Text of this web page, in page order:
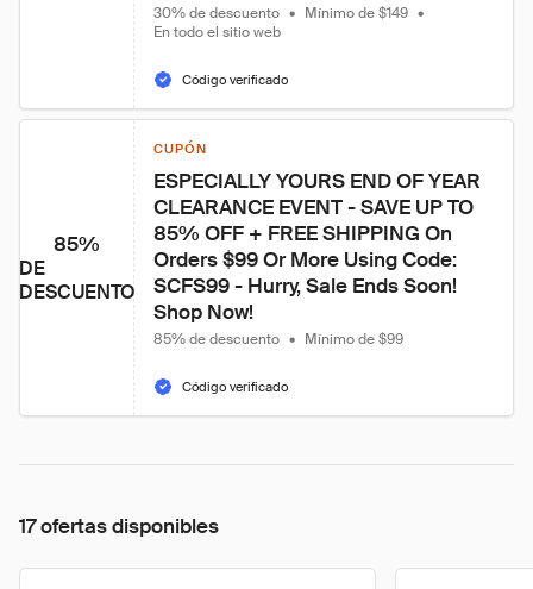
30% de descuento • Mínimo de $149 •
En todo el sitio web
Código verificado
85%
DE
DESCUENTO
CUPÓN
ESPECIALLY YOURS END OF YEAR
CLEARANCE EVENT - SAVE UP TO
85% OFF + FREE SHIPPING On
Orders $99 Or More Using Code:
SCFS99 - Hurry, Sale Ends Soon!
Shop Now!
85% de descuento • Mínimo de $99
Código verificado
17 ofertas disponibles